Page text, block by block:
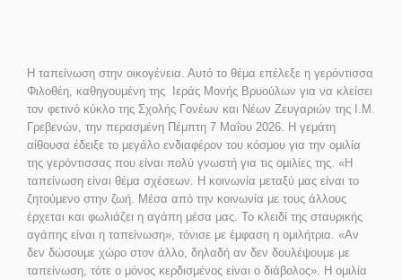
Η ταπείνωση στην οικογένεια. Αυτό το θέμα επέλεξε η γερόντισσα
Φιλοθέη, καθηγουμένη της Ιεράς Μονής Βρυούλων για να κλείσει
τον φετινό κύκλο της Σχολής Γονέων και Νέων Ζευγαριών της Ι.Μ.
Γρεβενών, την περασμένη Πέμπτη 7 Μαΐου 2026. Η γεμάτη
αίθουσα έδειξε το μεγάλο ενδιαφέρον του κόσμου για την ομιλία
της γερόντισσας που είναι πολύ γνωστή για τις ομιλίες της. «Η
ταπείνωση είναι θέμα σχέσεων. Η κοινωνία μεταξύ μας είναι το
ζητούμενο στην ζωή. Μέσα από την κοινωνία με τους άλλους
έρχεται και φωλιάζει η αγάπη μέσα μας. Το κλειδί της σταυρικής
αγάπης είναι η ταπείνωση», τόνισε με έμφαση η ομιλήτρια. «Αν
δεν δώσουμε χώρο στον άλλο, δηλαδή αν δεν δουλέψουμε με
ταπείνωση, τότε ο μόνος κερδισμένος είναι ο διάβολος». Η ομιλία